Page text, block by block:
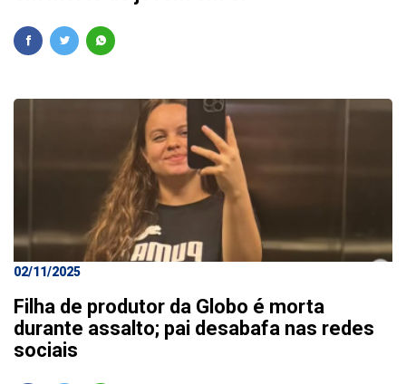
02/11/2025
Filha de produtor da Globo é morta
durante assalto; pai desabafa nas redes
sociais